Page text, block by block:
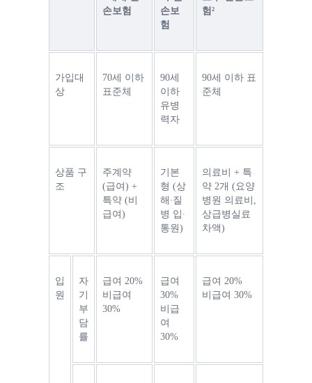
손보험
손보
험
험²
가입대
상
70세 이하
표준체
90세
이하
유병
력자
90세 이하 표
준체
상품 구
조
주계약
(급여) +
특약 (비
급여)
기본
형 (상
해∙질
병 입∙
통원)
의료비 + 특
약 2개 ( 요양
병원 의료비,
상급병실료
차액)
입
원
자
기
부
담
률
급여 20%
비급여
30%
급여
30%
비급
여
30%
급여 20%
비급여 30%